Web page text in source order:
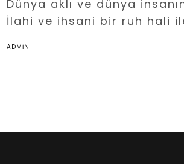
Dünya aklı ve dünya
İlahi ve ihsani bir ruh hali
ADMIN